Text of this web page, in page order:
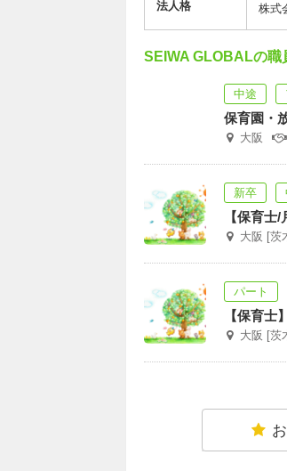
法人格 株式
SEIWA GLOBALの職
中途
保育園・
大阪
新卒
【保育士
大阪 [茨
パート
【保育士
大阪 [茨